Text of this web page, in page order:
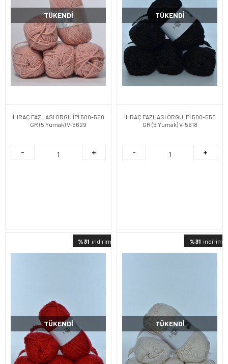
TÜKENDI
İHRAÇ FAZLASI ÖRGÜ İPİ 500-550
GR (5 Yumak) V-5629
TÜKENDI
İHRAÇ FAZLASI ÖRGÜ İPİ 500-550
GR (5 Yumak) V-5618
%31 indirimli
TÜKENDI
%31 indirimli
TÜKENDI